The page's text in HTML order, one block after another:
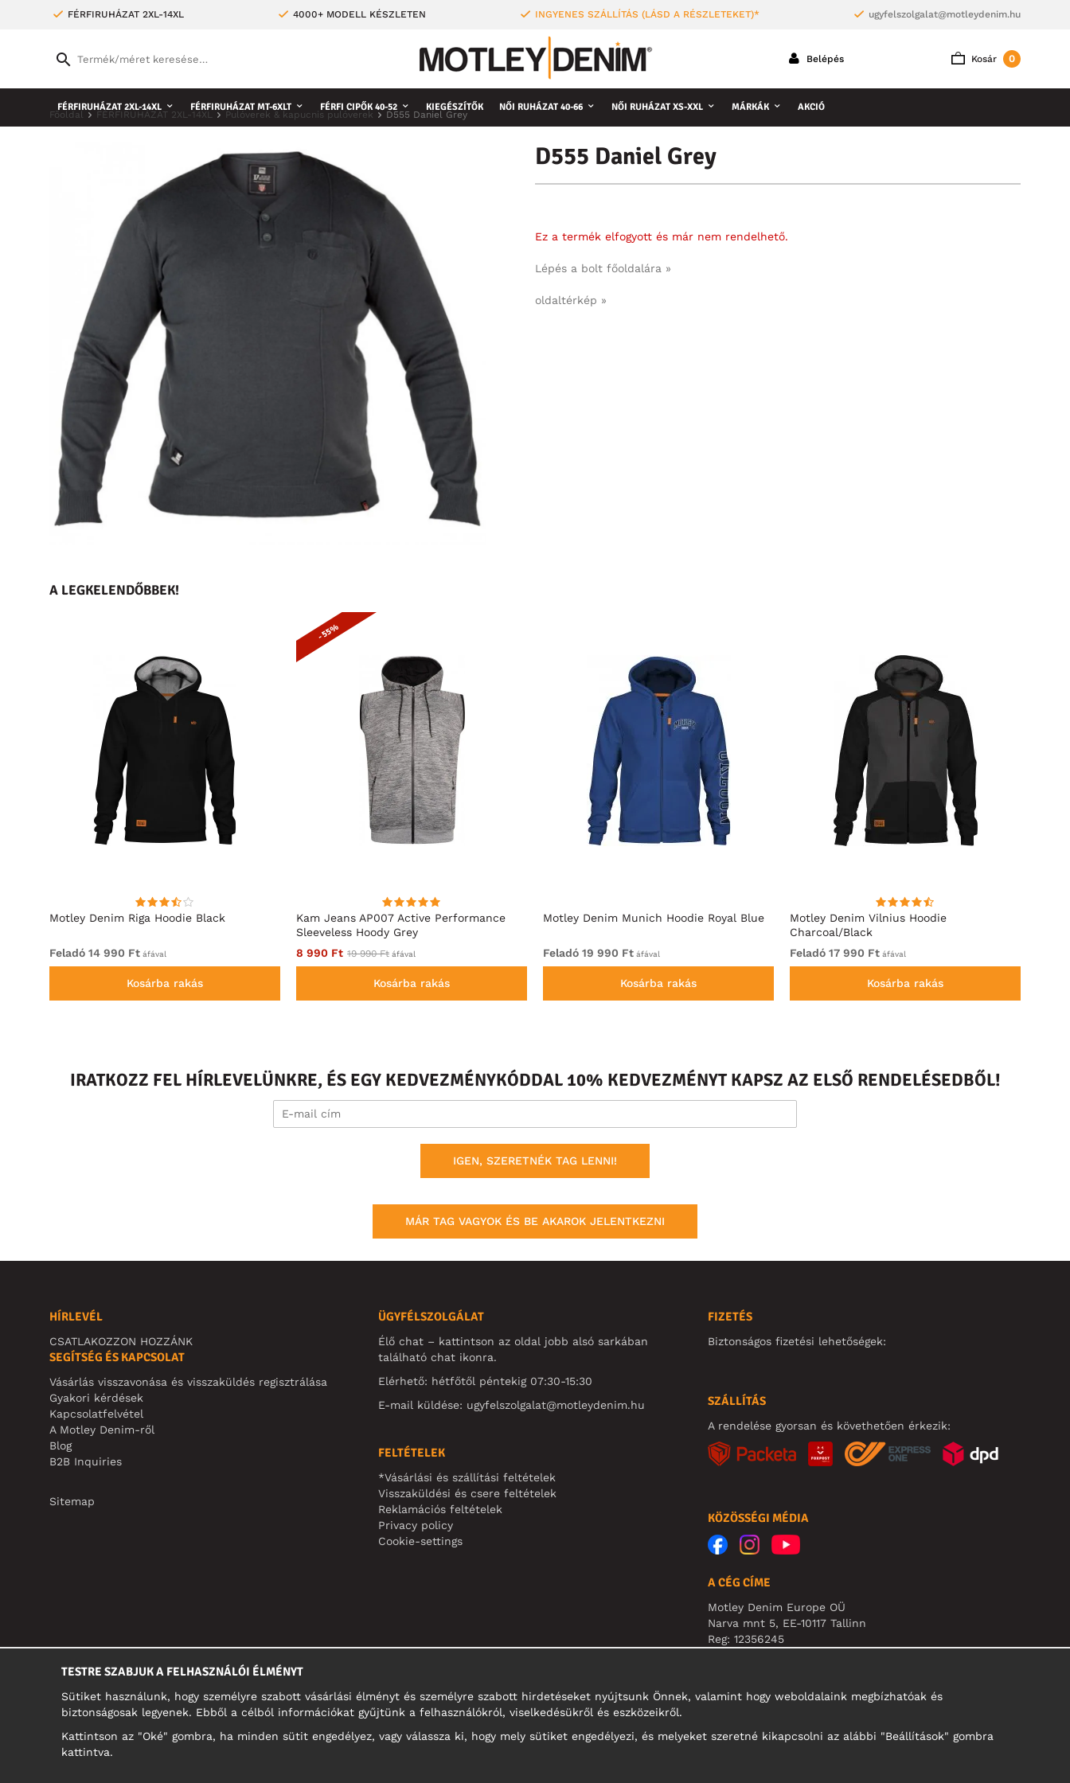
FÉRFIRUHÁZAT 2XL-14XL 4000+ MODELL KÉSZLETEN INGYENES SZÁLLÍTÁS (LÁSD A RÉSZLETEKET)* ugyfelszolgalat@motleydenim.hu
Kosár 0
Belépés
FÉRFIRUHÁZAT 2XL-14XL FÉRFIRUHÁZAT MT-6XLT FÉRFI CIPŐK 40-52 KIEGÉSZÍTŐK NŐI RUHÁZAT 40-66 NŐI RUHÁZAT XS-XXL MÁRKÁK AKCIÓ
Főoldal FÉRFIRUHÁZAT 2XL-14XL Pulóverek & kapucnis pulóverek D555 Daniel Grey
D555 Daniel Grey
Ez a termék elfogyott és már nem rendelhető.
Lépés a bolt főoldalára »
oldaltérkép »
A LEGKELENDŐBBEK!
Motley Denim Riga Hoodie Black
Feladó 14 990 Ft áfával
Kosárba rakás
Kam Jeans AP007 Active Performance
Sleeveless Hoody Grey
- 55%
8 990 Ft 19 990 Ft áfával
Kosárba rakás
Motley Denim Munich Hoodie Royal Blue
Feladó 19 990 Ft áfával
Kosárba rakás
Motley Denim Vilnius Hoodie
Charcoal/Black
Feladó 17 990 Ft áfával
Kosárba rakás
IRATKOZZ FEL HÍRLEVELÜNKRE, ÉS EGY KEDVEZMÉNYKÓDDAL 10% KEDVEZMÉNYT KAPSZ AZ ELSŐ RENDELÉSEDBŐL!
IGEN, SZERETNÉK TAG LENNI!
MÁR TAG VAGYOK ÉS BE AKAROK JELENTKEZNI
HÍRLEVÉL
CSATLAKOZZON HOZZÁNK
SEGÍTSÉG ÉS KAPCSOLAT
Vásárlás visszavonása és visszaküldés regisztrálása
Gyakori kérdések
Kapcsolatfelvétel
A Motley Denim-ről
Blog
B2B Inquiries
Sitemap
ÜGYFÉLSZOLGÁLAT
Élő chat – kattintson az oldal jobb alsó sarkában
található chat ikonra.
Elérhető: hétfőtől péntekig 07:30-15:30
E-mail küldése: ugyfelszolgalat@motleydenim.hu
FELTÉTELEK
*Vásárlási és szállítási feltételek
Visszaküldési és csere feltételek
Reklamációs feltételek
Privacy policy
Cookie-settings
FIZETÉS
Biztonságos fizetési lehetőségek:
SZÁLLÍTÁS
A rendelése gyorsan és követhetően érkezik:
KÖZÖSSÉGI MÉDIA
A CÉG CÍME
Motley Denim Europe OÜ
Narva mnt 5, EE-10117 Tallinn
Reg: 12356245
TESTRE SZABJUK A FELHASZNÁLÓI ÉLMÉNYT
Sütiket használunk, hogy személyre szabott vásárlási élményt és személyre szabott hirdetéseket nyújtsunk Önnek, valamint hogy weboldalaink megbízhatóak és
biztonságosak legyenek. Ebből a célból információkat gyűjtünk a felhasználókról, viselkedésükről és eszközeikről.
Kattintson az "Oké" gombra, ha minden sütit engedélyez, vagy válassza ki, hogy mely sütiket engedélyezi, és melyeket szeretné kikapcsolni az alábbi "Beállítások" gombra
kattintva.